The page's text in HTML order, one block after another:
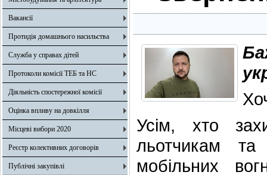
Вакансії
Протидія домашнього насильства
Служба у справах дітей
Протоколи комісії ТЕБ та НС
Діяльність спостережної комісії
Оцінка впливу на довкілля
Місцеві вибори 2020
Реєстр колективних договорів
Публічні закупівлі
Усім, хто
льотчикам та
мобільних